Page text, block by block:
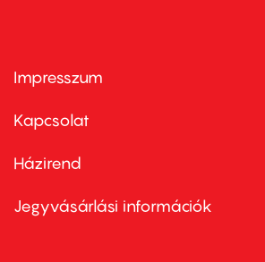
Footer
first
Impresszum
Kapcsolat
Footer
second
Házirend
Jegyvásárlási információk